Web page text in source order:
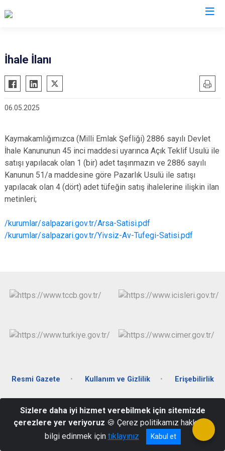
Akçaabat
Araklı
Arsin
Çarşıbaşı
Dernekpazarı
Düzköy
Hayrat
Sürmene
Tonya
Vakfıkebir
Yomra
İhale İlanı
06.05.2025
Kaymakamlığımızca (Milli Emlak Şefliği) 2886 sayılı Devlet
İhale Kanununun 45 inci maddesi uyarınca Açık Teklif Usulü ile
satışı yapılacak olan 1 (bir) adet taşınmazın ve 2886 sayılı
Kanunun 51/a maddesine göre Pazarlık Usulü ile satışı
yapılacak olan 4 (dört) adet tüfeğin satış ihalelerine ilişkin ilan
metinleri;
/kurumlar/salpazari.gov.tr/Arsa-Satisi.pdf
/kurumlar/salpazari.gov.tr/Yivsiz-Av-Tufegi-Satisi.pdf
Resmi Gazete Kullanım ve Gizlilik Erişebilirlik
(462) 8913480
Sizlere daha iyi hizmet verebilmek için sitemizde
çerezlere yer veriyoruz 🍪 Çerez politikamız hakkında
bilgi edinmek için tıklayınız Kabul et